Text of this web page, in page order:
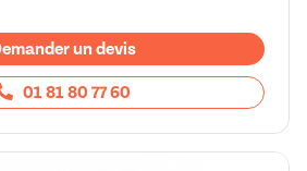
un devis
01 81 80 77 60